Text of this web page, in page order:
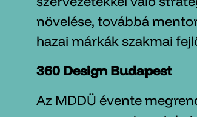
növelése, továbbá
hazai márkák szakmai
360 Design Budapest
Az MDDÜ évente